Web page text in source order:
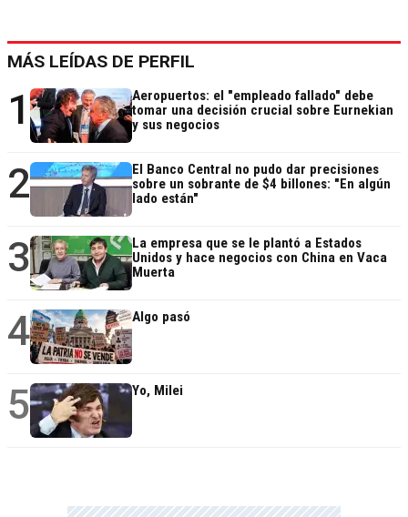
MÁS LEÍDAS DE PERFIL
1
Aeropuertos: el "empleado fallado" debe
tomar una decisión crucial sobre Eurnekian
y sus negocios
2
El Banco Central no pudo dar precisiones
sobre un sobrante de $4 billones: "En algún
lado están"
3
La empresa que se le plantó a Estados
Unidos y hace negocios con China en Vaca
Muerta
4 Algo pasó
5 Yo, Milei